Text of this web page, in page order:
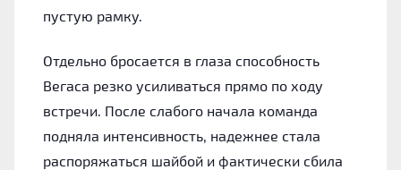
пустую рамку.
Отдельно бросается в глаза способность
Вегаса резко усиливаться прямо по ходу
встречи. После слабого начала команда
подняла интенсивность, надежнее стала
распоряжаться шайбой и фактически сбила